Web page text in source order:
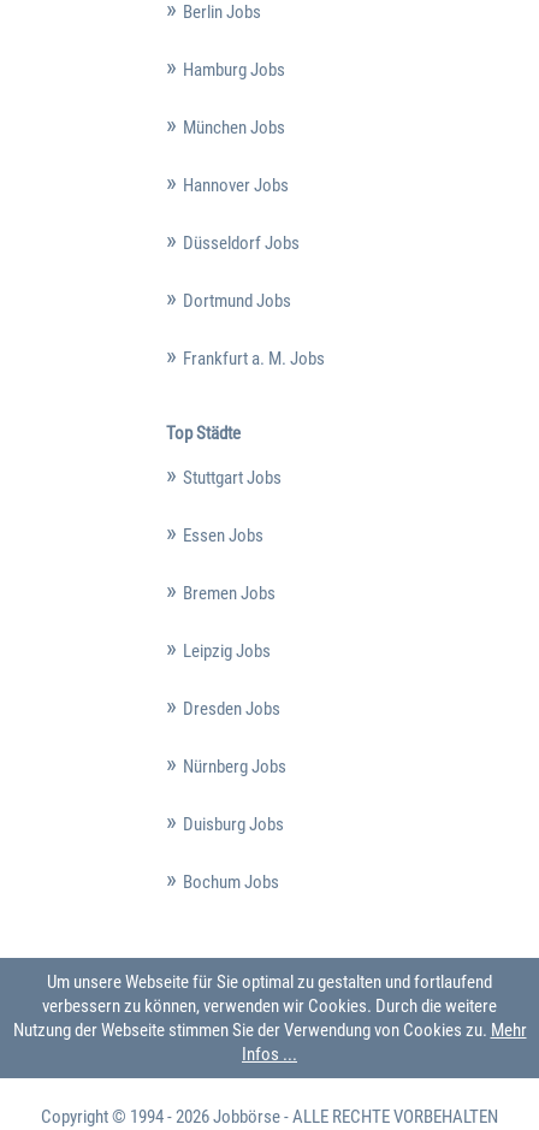
Berlin Jobs
Hamburg Jobs
München Jobs
Hannover Jobs
Düsseldorf Jobs
Dortmund Jobs
Frankfurt a. M. Jobs
Top Städte
Stuttgart Jobs
Essen Jobs
Bremen Jobs
Leipzig Jobs
Dresden Jobs
Nürnberg Jobs
Duisburg Jobs
Bochum Jobs
Um unsere Webseite für Sie optimal zu gestalten und fortlaufend
verbessern zu können, verwenden wir Cookies. Durch die weitere
Nutzung der Webseite stimmen Sie der Verwendung von Cookies zu. Mehr
Infos ...
Copyright © 1994 - 2026Jobbörse- ALLE RECHTE VORBEHALTEN